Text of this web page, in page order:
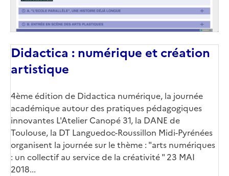
Didactica : numérique et création
artistique
4ème édition de Didactica numérique, la journée
académique autour des pratiques pédagogiques
innovantes L'Atelier Canopé 31, la DANE de
Toulouse, la DT Languedoc-Roussillon Midi-Pyrénées
organisent la journée sur le thème : "arts numériques
: un collectif au service de la créativité " 23 MAI
2018...